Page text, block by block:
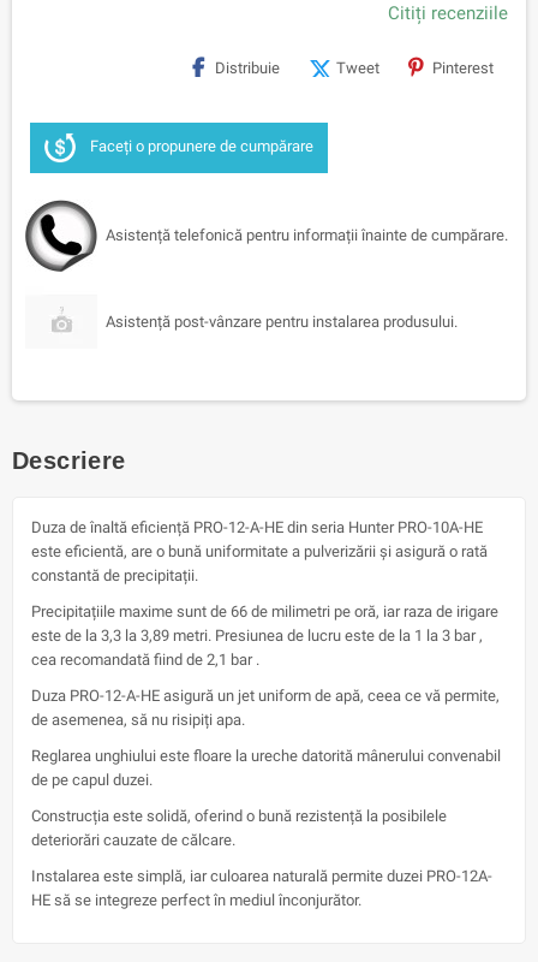
Citiți recenziile
Distribuie Tweet Pinterest
Faceți o propunere de cumpărare
Asistență telefonică pentru informații înainte de cumpărare.
Asistență post-vânzare pentru instalarea produsului.
Descriere
Duza de înaltă eficiență PRO-12-A-HE din seria Hunter PRO-10A-HE
este eficientă, are o bună uniformitate a pulverizării și asigură o rată
constantă de precipitații.
Precipitațiile maxime sunt de 66 de milimetri pe oră, iar raza de irigare
este de la 3,3 la 3,89 metri. Presiunea de lucru este de la 1 la 3 bar ,
cea recomandată fiind de 2,1 bar .
Duza PRO-12-A-HE asigură un jet uniform de apă, ceea ce vă permite,
de asemenea, să nu risipiți apa.
Reglarea unghiului este floare la ureche datorită mânerului convenabil
de pe capul duzei.
Construcția este solidă, oferind o bună rezistență la posibilele
deteriorări cauzate de călcare.
Instalarea este simplă, iar culoarea naturală permite duzei PRO-12A-
HE să se integreze perfect în mediul înconjurător.